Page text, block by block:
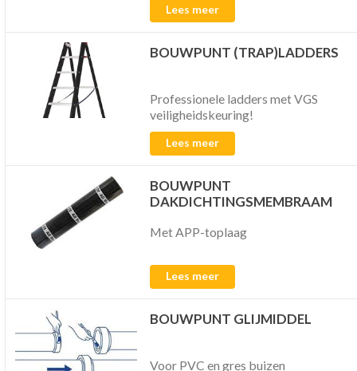
Lees meer
BOUWPUNT (TRAP)LADDERS
Professionele ladders met VGS
veiligheidskeuring!
Lees meer
BOUWPUNT
DAKDICHTINGSMEMBRAAM
Met APP-toplaag
Lees meer
BOUWPUNT GLIJMIDDEL
Voor PVC en gres buizen